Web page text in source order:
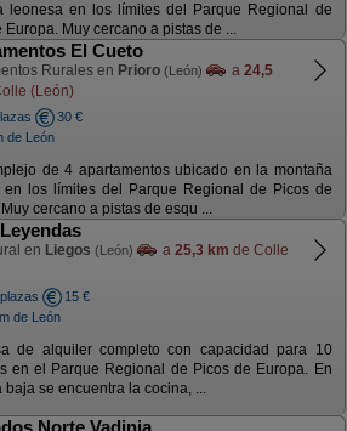
leonesa en los límites del Parque Regional de
Europa. Muy cercano a pistas de ...
El Cueto
Rurales en Prioro (León) a 24,5
(León)
30 €
de León
de 4 apartamentos ubicado en la montaña
en los límites del Parque Regional de Picos de
cercano a pistas de esqu ...
en Liegos (León) a 25,3 km de Colle
15 €
de León
de alquiler completo con capacidad para 10
en el Parque Regional de Picos de Europa. En
baja se encuentra la cocina, ...
Norte Vadinia